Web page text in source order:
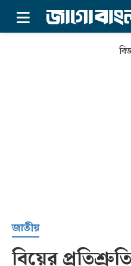
সর্বশেষ
জাতীয়
বিয়ের